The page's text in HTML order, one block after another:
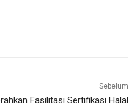
Sebelum
Fasilitasi Sertifikasi Halal